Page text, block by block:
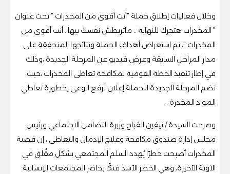
وخلال فعاليات إطلاق حملة "أنت أقوى من المخدرات " تحت عنوان
" المخدرات هتجرك للنهاية .. ماتربطش نفسك بيها.. أنت أقوى من
المخدرات "، تم استعراض أهداف الحملة ونتائجها المتحققة على
مدار المراحل السابقة وعرض فيديو عن المرحلة الجديدة ،وذلك
في إطار تنفيذ الخطة القومية لمكافحة تعاطى المخدرات ،حيث
تضم المرحلة الجديدة للحملة إعلان لرفع الوعى بخطورة تعاطي
المواد المخدرة .
وصرحت السيدة / نيفين القباج وزيرة التضامن الاجتماعي ورئيس
مجلس إدارة صندوق مكافحة وعلاج الإدمان والتعاطى ، إن قضية
المخدرات أصبحت خطرًا يُهدد السلم المجتمعي بشكل مقُلق في
الآونة الأخيرة، وهي الخطر الأشد فتكًا بحاضر المجتمعات الإنسانية